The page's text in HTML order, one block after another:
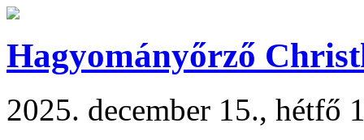
Hagyományőrző
2025. december 15., hétfő